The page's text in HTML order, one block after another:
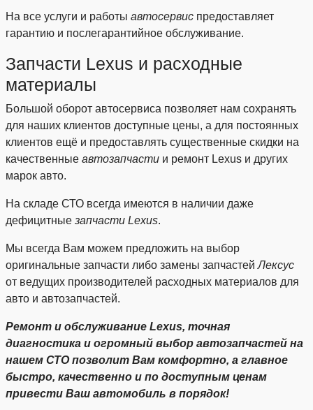
На все услуги и работы автосервис предоставляет
гарантию и послегарантийное обслуживание.
Запчасти Lexus и расходные
материалы
Большой оборот автосервиса позволяет нам сохранять
для наших клиентов доступные цены, а для постоянных
клиентов ещё и предоставлять существенные скидки на
качественные автозапчасти и ремонт Lexus и других
марок авто.
На складе СТО всегда имеются в наличии даже
дефицитные запчасти Lexus.
Мы всегда Вам можем предложить на выбор
оригинальные запчасти либо замены запчастейЛексус
от ведущих производителей расходных материалов для
авто и автозапчастей.
Ремонт и обслуживание Lexus, точная
диагностика и огромный выбор автозапчастей на
нашем СТО позволит Вам комфортно, а главное
быстро, качественно и по доступным ценам
привести Ваш автомобиль в порядок!